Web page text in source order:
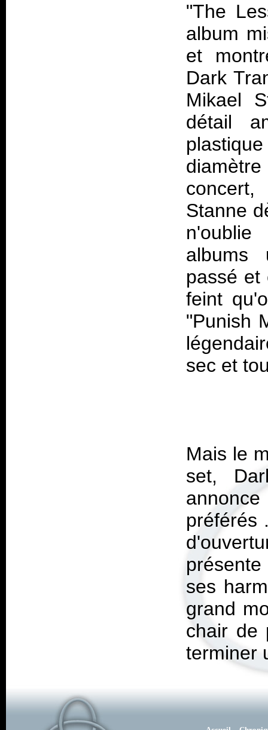
"The
album
et
Dark
Mikael
détail
Stanne
albums
passé et
feint
"Punish
Mais le
set,
préférés
ses
grand
chair de
terminer